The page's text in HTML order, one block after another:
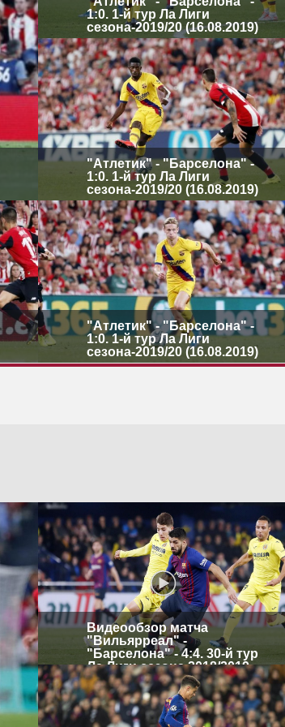
1:0. 1-й тур Ла Лиги
сезона-2019/20 (16.08.2019)
"Атлетик" - "Барселона" -
1:0. 1-й тур Ла Лиги
сезона-2019/20 (16.08.2019)
"Атлетик" - "Барселона" -
1:0. 1-й тур Ла Лиги
сезона-2019/20 (16.08.2019)
Видеообзор матча
"Вильярреал" -
"Барселона" - 4:4. 30-й тур
Ла Лиги сезона 2018/2019